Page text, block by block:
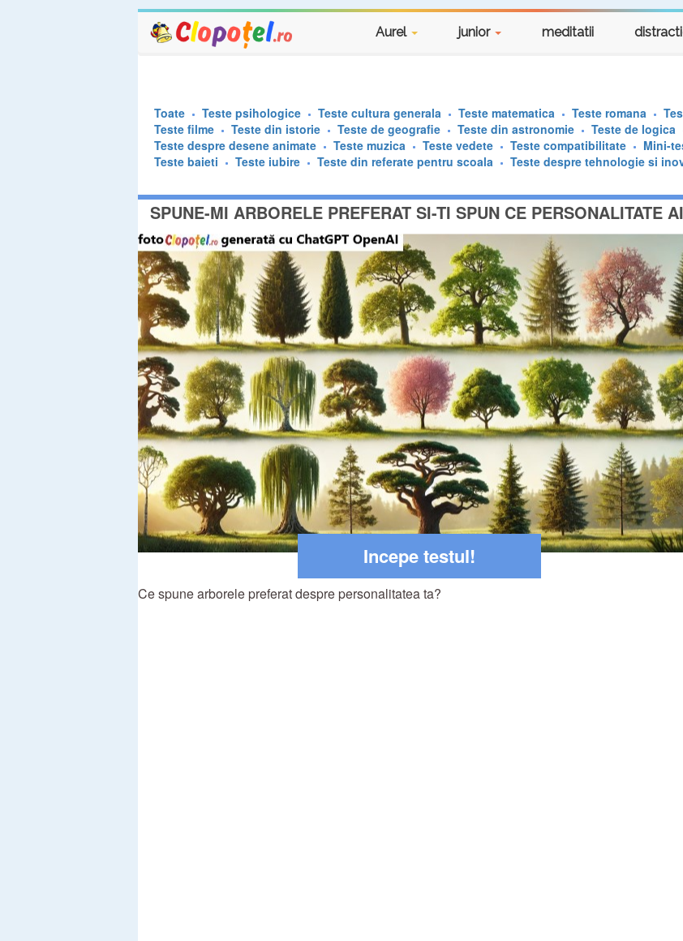
Aurel junior meditatii
Toate Teste psihologice Teste cultura generala Teste matematica Teste romana
Teste filme
Teste din istorie Teste de geografie Teste din astronomie Teste de logica
Teste despre desene animate
Teste muzica Teste vedete Teste compatibilitate Mini-
Teste baieti
Teste iubire Teste din referate pentru scoala Teste despre tehnologie si
SPUNE-MI ARBORELE PREFERAT SI-TI SPUN CE PERSONALITATE
Incepe testul!
Ce spune arborele preferat despre personalitatea ta?